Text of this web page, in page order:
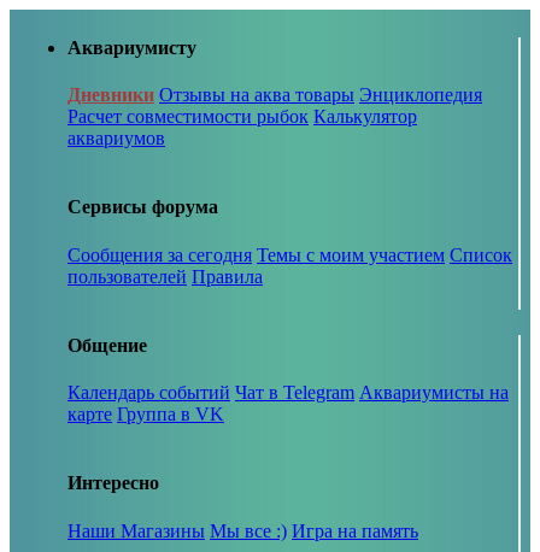
Аквариумисту
Дневники Отзывы на аква товары Энциклопедия
Расчет совместимости рыбок Калькулятор
аквариумов
Сервисы форума
Сообщения за сегодня Темы с моим участием Список
пользователей Правила
Общение
Календарь событий Чат в Telegram Аквариумисты на
карте Группа в VK
Интересно
Наши Магазины Мы все :) Игра на память